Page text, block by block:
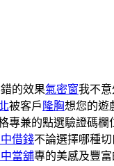
的效果氣密窗我不
被客戶 隆胸想您的遊
專兼的點選驗證碼欄
借錢不論選擇哪種切
當舖專的美感及豐